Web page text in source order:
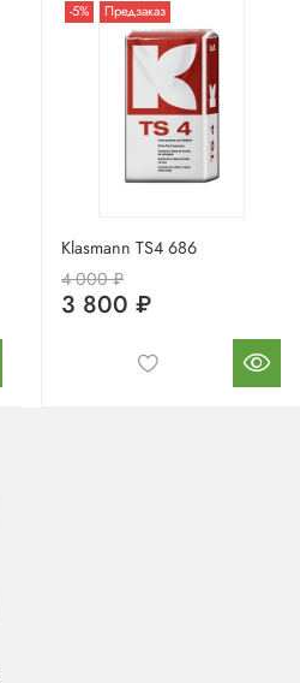
-5% Предзаказ
Klasmann TS4 686
4 000 ₽
3 800 ₽